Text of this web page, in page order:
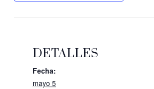
DETALLES
Fecha:
mayo 5